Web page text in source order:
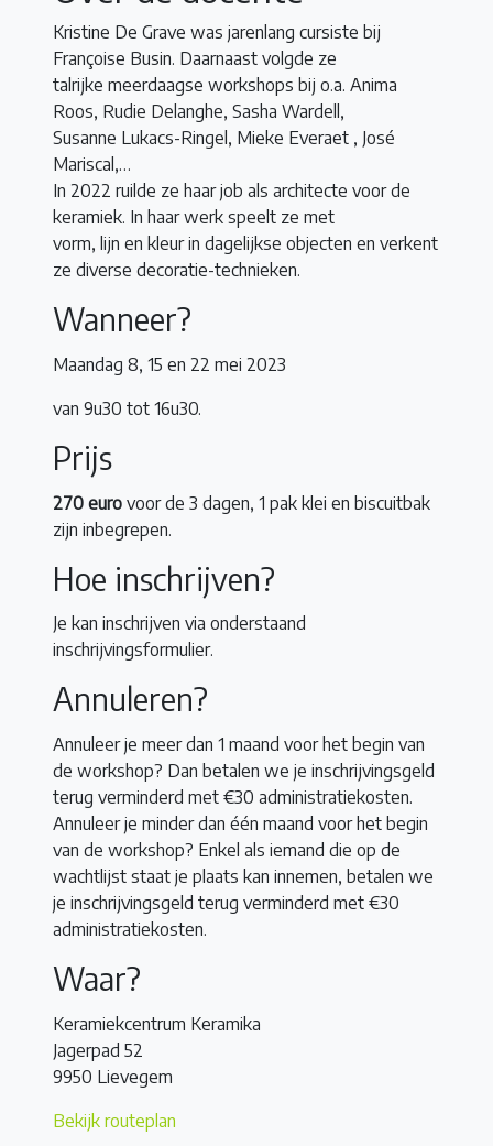
Kristine De Grave was jarenlang cursiste bij
Françoise Busin. Daarnaast volgde ze
talrijke meerdaagse workshops bij o.a. Anima
Roos, Rudie Delanghe, Sasha Wardell,
Susanne Lukacs-Ringel, Mieke Everaet , José
Mariscal,…
In 2022 ruilde ze haar job als architecte voor de
keramiek. In haar werk speelt ze met
vorm, lijn en kleur in dagelijkse objecten en verkent
ze diverse decoratie-technieken.
Wanneer?
Maandag 8, 15 en 22 mei 2023
van 9u30 tot 16u30.
Prijs
270 euro voor de 3 dagen, 1 pak klei en biscuitbak
zijn inbegrepen.
Hoe inschrijven?
Je kan inschrijven via onderstaand
inschrijvingsformulier.
Annuleren?
Annuleer je meer dan 1 maand voor het begin van
de workshop? Dan betalen we je inschrijvingsgeld
terug verminderd met €30 administratiekosten.
Annuleer je minder dan één maand voor het begin
van de workshop? Enkel als iemand die op de
wachtlijst staat je plaats kan innemen, betalen we
je inschrijvingsgeld terug verminderd met €30
administratiekosten.
Waar?
Keramiekcentrum Keramika
Jagerpad 52
9950 Lievegem
Bekijk routeplan